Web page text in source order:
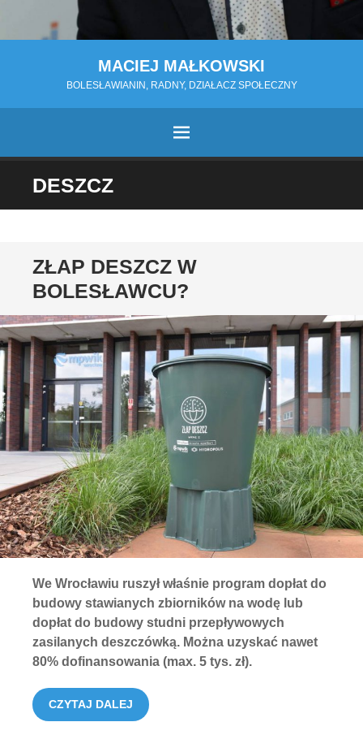
MACIEJ MAŁKOWSKI
BOLESŁAWIANIN, RADNY, DZIAŁACZ SPOŁECZNY
MENU
PRZESKOCZ
DESZCZ
ZŁAP DESZCZ W
BOLESŁAWCU?
We Wrocławiu ruszył właśnie program dopłat do
budowy stawianych zbiorników na wodę lub
dopłat do budowy studni przepływowych
zasilanych deszczówką. Można uzyskać nawet
80% dofinansowania (max. 5 tys. zł).
CZYTAJ DALEJ